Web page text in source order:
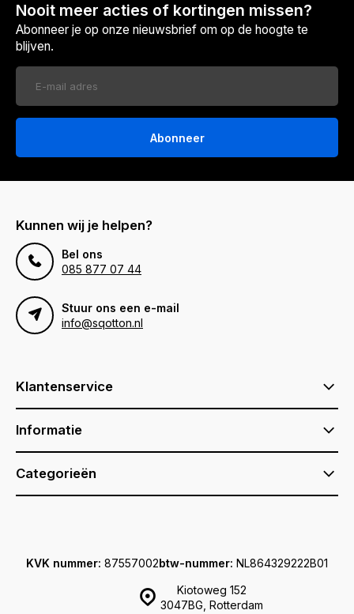
Nooit meer acties of kortingen missen?
Abonneer je op onze nieuwsbrief om op de hoogte te
blijven.
Abonneer
Kunnen wij je helpen?
Bel ons
085 877 07 44
Stuur ons een e-mail
info@sqotton.nl
Klantenservice
Informatie
Categorieën
Kiotoweg 152
3047BG, Rotterdam
KVK nummer: 87557002btw-nummer: NL864329222B01